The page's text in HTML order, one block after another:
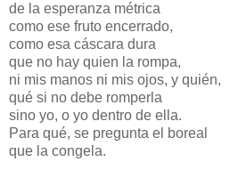
de la esperanza métrica
como ese fruto encerrado,
como esa cáscara dura
que no hay quien la rompa,
ni mis manos ni mis ojos, y quién,
qué si no debe romperla
sino yo, o yo dentro de ella.
Para qué, se pregunta el boreal
que la congela.